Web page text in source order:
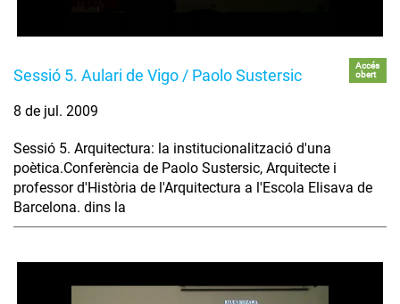
Sessió 5. Aulari de Vigo / Paolo Sustersic
Accés
obert
8 de jul. 2009
Sessió 5. Arquitectura: la institucionalització d'una
poètica.Conferència de Paolo Sustersic, Arquitecte i
professor d'Història de l'Arquitectura a l'Escola Elisava de
Barcelona. dins la